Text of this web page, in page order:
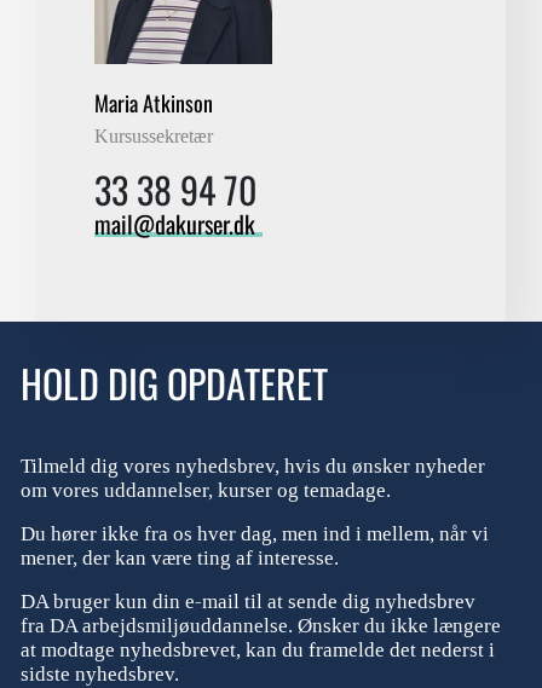
Maria Atkinson
Kursussekretær
33 38 94 70
mail@dakurser.dk
HOLD DIG OPDATERET
Tilmeld dig vores nyhedsbrev, hvis du ønsker nyheder
om vores uddannelser, kurser og temadage.
Du hører ikke fra os hver dag, men ind i mellem, når vi
mener, der kan være ting af interesse.
DA bruger kun din e-mail til at sende dig nyhedsbrev
fra DA arbejdsmiljøuddannelse. Ønsker du ikke længere
at modtage nyhedsbrevet, kan du framelde det nederst i
sidste nyhedsbrev.